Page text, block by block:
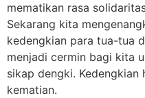
mematikan rasa
Sekarang kita
kedengkian para tua-tua
menjadi cermin bagi kita
sikap dengki. Kedengkian
kematian.